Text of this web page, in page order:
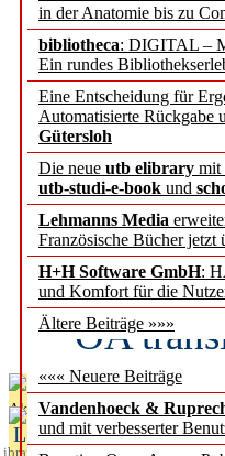
in der Anatomie bis zu
bibliotheca: DIGITAL –
Ein rundes
Eine Entscheidung für
Automatisierte Rückgabe
Gütersloh
Die neue utb elibrary mit
utb-studi-e-book und
Lehmanns Media
Französische Bücher jetzt
H+H Software GmbH:
und Komfort für die
Ältere Beiträge »»»
««« Neuere Beiträge
Vandenhoeck &
und mit verbesserter
DFG
Bayerns
Fifth
OA
Aktuelles aus
L
ibrary